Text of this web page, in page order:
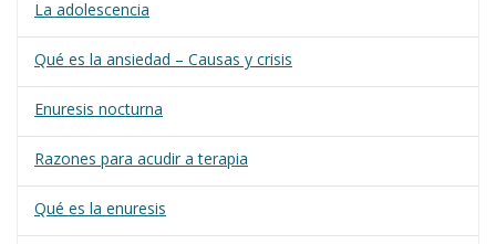
La adolescencia
Qué es la ansiedad – Causas y crisis
Enuresis nocturna
Razones para acudir a terapia
Qué es la enuresis